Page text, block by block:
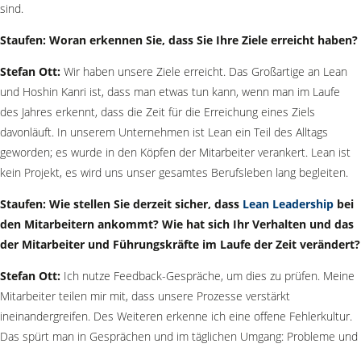
sind.
Staufen: Woran erkennen Sie, dass Sie Ihre Ziele erreicht haben?
Stefan Ott: Wir haben unsere Ziele erreicht. Das Großartige an Lean
und Hoshin Kanri ist, dass man etwas tun kann, wenn man im Laufe
des Jahres erkennt, dass die Zeit für die Erreichung eines Ziels
davonläuft. In unserem Unternehmen ist Lean ein Teil des Alltags
geworden; es wurde in den Köpfen der Mitarbeiter verankert. Lean ist
kein Projekt, es wird uns unser gesamtes Berufsleben lang begleiten.
Staufen: Wie stellen Sie derzeit sicher, dass Lean Leadership bei
den Mitarbeitern ankommt? Wie hat sich Ihr Verhalten und das
der Mitarbeiter und Führungskräfte im Laufe der Zeit verändert?
Stefan Ott: Ich nutze Feedback-Gespräche, um dies zu prüfen. Meine
Mitarbeiter teilen mir mit, dass unsere Prozesse verstärkt
ineinandergreifen. Des Weiteren erkenne ich eine offene Fehlerkultur.
Das spürt man in Gesprächen und im täglichen Umgang: Probleme und